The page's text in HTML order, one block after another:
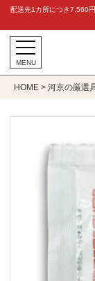
配送先1カ所につき7,560
MENU
HOME 河京の厳選